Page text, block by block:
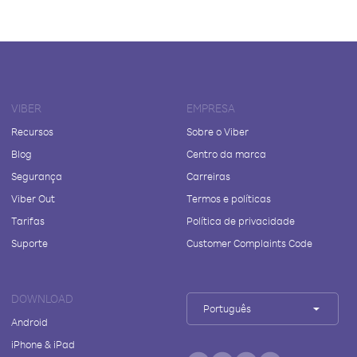
VIBER
Recursos
Blog
Segurança
Viber Out
Tarifas
Suporte
EMPRESA
Sobre o Viber
Centro da marca
Carreiras
Termos e políticas
Política de privacidade
Customer Complaints Code
DOWNLOAD
Android
iPhone & iPad
Português